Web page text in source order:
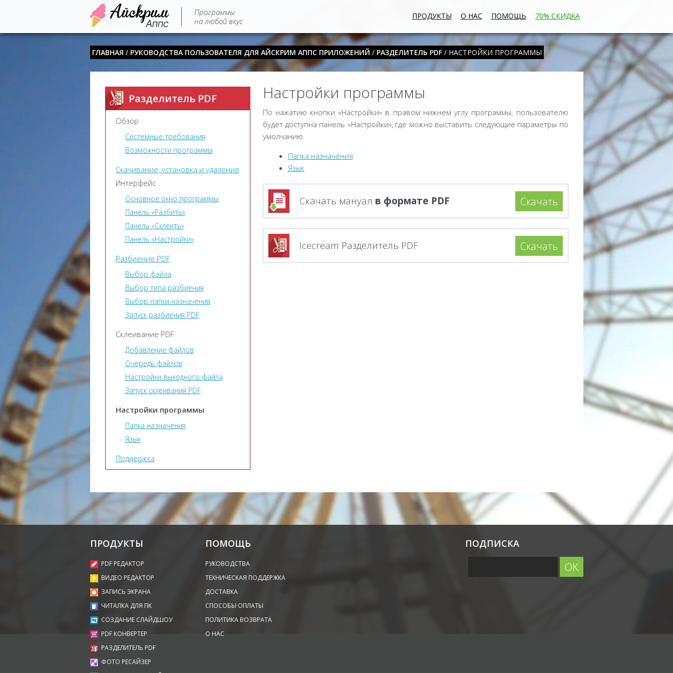
Программы
на любой вкус
ПРОДУКТЫ О НАС ПОМОЩЬ 70% СКИДКА
ГЛАВНАЯ / РУКОВОДСТВА ПОЛЬЗОВАТЕЛЯ ДЛЯ АЙСКРИМ АППС ПРИЛОЖЕНИЙ / РАЗДЕЛИТЕЛЬ PDF/ НАСТРОЙКИ ПРОГРАММЫ
Разделитель PDF
Обзор
Системные требования
Возможности программы
Скачивание, установка и удаление
Интерфейс
Основное окно программы
Панель «Разбить»
Панель «Склеить»
Панель «Настройки»
Разбиение PDF
Выбор файла
Выбор типа разбиения
Выбор папки назначения
Запуск разбиения PDF
Склеивание PDF
Добавление файлов
Очередь файлов
Настройки выходного файла
Запуск склеивания PDF
Настройки программы
Папка назначения
Язык
Поддержка
Настройки программы
По нажатию кнопки «Настройки» в правом нижнем углу программы, пользователю
будет доступна панель «Настройки», где можно выставить следующие параметры по
умолчанию.
Папка назначения
Язык
Скачать мануал в формате PDF
Icecream Разделитель PDF
ПРОДУКТЫ
PDF РЕДАКТОР
ВИДЕО РЕДАКТОР
ЗАПИСЬ ЭКРАНА
ЧИТАЛКА ДЛЯ ПК
СОЗДАНИЕ СЛАЙДШОУ
PDF КОНВЕРТЕР
РАЗДЕЛИТЕЛЬ PDF
ФОТО РЕСАЙЗЕР
ПОМОЩЬ
РУКОВОДСТВА
ТЕХНИЧЕСКАЯ ПОДДЕРЖКА
ДОСТАВКА
СПОСОБЫ ОПЛАТЫ
ПОЛИТИКА ВОЗВРАТА
О НАС
ПОДПИСКА